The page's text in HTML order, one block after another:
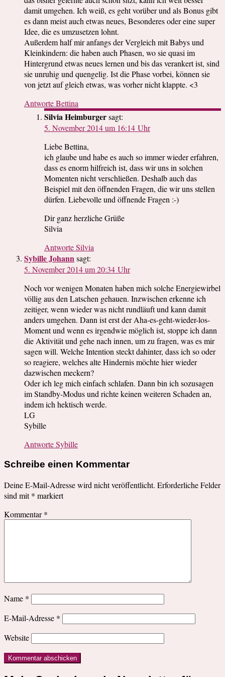
damit umgehen. Ich weiß, es geht vorüber und als Bonus gibt
es dann meist auch etwas neues, Besonderes oder eine super
Idee, die es umzusetzen lohnt.
Außerdem half mir anfangs der Vergleich mit Babys und
Kleinkindern: die haben auch Phasen, wo sie quasi im
Hintergrund etwas neues lernen und bis das verankert ist, sind
sie unruhig und quengelig. Ist die Phase vorbei, können sie
von jetzt auf gleich etwas, was vorher nicht klappte. <3
Antworte Bettina
Silvia Heimburgersagt:
5. November 2014 um 16:14 Uhr
Liebe Bettina,
ich glaube und habe es auch so immer wieder erfahren,
dass es enorm hilfreich ist, dass wir uns in solchen
Momenten nicht verschließen. Deshalb auch das
Beispiel mit den öffnenden Fragen, die wir uns stellen
dürfen. Liebevolle und öffnende Fragen :-)
Dir ganz herzliche Grüße
Silvia
Antworte Silvia
Sybille Johannsagt:
5. November 2014 um 20:34 Uhr
Noch vor wenigen Monaten haben mich solche Energiewirbel
völlig aus den Latschen gehauen. Inzwischen erkenne ich
zeitiger, wenn wieder was nicht rundläuft und kann damit
anders umgehen. Dann ist erst der Aha-es-geht-wieder-los-
Moment und wenn es irgendwie möglich ist, stoppe ich dann
die Aktivität und gehe nach innen, um zu fragen, was es mir
sagen will. Welche Intention steckt dahinter, dass ich so oder
so reagiere, welches alte Hindernis möchte hier wieder
dazwischen meckern?
Oder ich leg mich einfach schlafen. Dann bin ich sozusagen
im Standby-Modus und richte keinen weiteren Schaden an,
indem ich hektisch werde.
LG
Sybille
Antworte Sybille
Schreibe einen Kommentar
Deine E-Mail-Adresse wird nicht veröffentlicht. Erforderliche Felder
sind mit* markiert
Kommentar*
Name *
E-Mail-Adresse *
Website